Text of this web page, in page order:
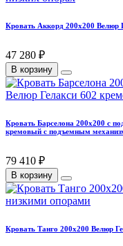
Кровать Аккорд 200х200 Велюр
47 280 ₽
В корзину
Кровать Барселона 200х200 с
кремовый с подъемным
79 410 ₽
В корзину
Кровать Танго 200х200 Велюр